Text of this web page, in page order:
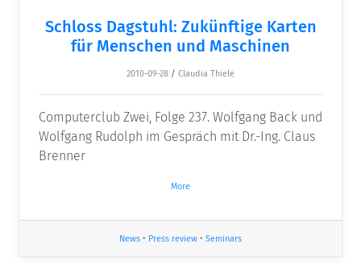
Schloss Dagstuhl: Zukünftige Karten
für Menschen und Maschinen
2010-09-28 / Claudia Thiele
Computerclub Zwei, Folge 237. Wolfgang Back und
Wolfgang Rudolph im Gespräch mit Dr.-Ing. Claus
Brenner
More
News • Press review • Seminars